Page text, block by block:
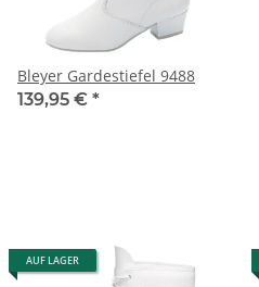
Bleyer Gardestiefel 9488
139,95 € *
AUF LAGER